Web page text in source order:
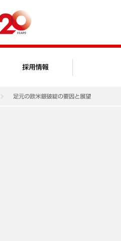
採用情報
足元の欧米銀破綻の要因と展望